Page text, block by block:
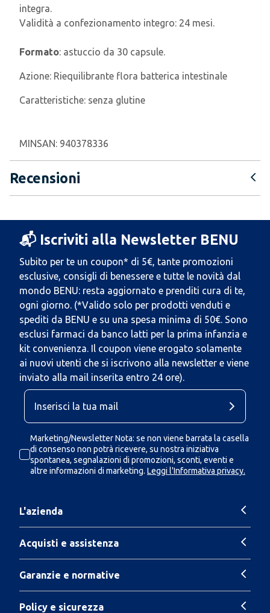
integra.
Validità a confezionamento integro: 24 mesi.
Formato: astuccio da 30 capsule.
Azione: Riequilibrante flora batterica intestinale
Caratteristiche: senza glutine
MINSAN: 940378336
Recensioni
📬 Iscriviti alla Newsletter BENU
Subito per te un coupon* di 5€, tante promozioni
esclusive, consigli di benessere e tutte le novità dal
mondo BENU: resta aggiornato e prenditi cura di te,
ogni giorno. (*Valido solo per prodotti venduti e
spediti da BENU e su una spesa minima di 50€. Sono
esclusi farmaci da banco latti per la prima infanzia e
kit convenienza. Il coupon viene erogato solamente
ai nuovi utenti che si iscrivono alla newsletter e viene
inviato alla mail inserita entro 24 ore).
Marketing/Newsletter Nota: se non viene barrata la casella
di consenso non potrà ricevere, su nostra iniziativa
spontanea, segnalazioni di promozioni, sconti, eventi e
altre informazioni di marketing. Leggi l'Informativa privacy.
L'azienda
Acquisti e assistenza
Garanzie e normative
Policy e sicurezza